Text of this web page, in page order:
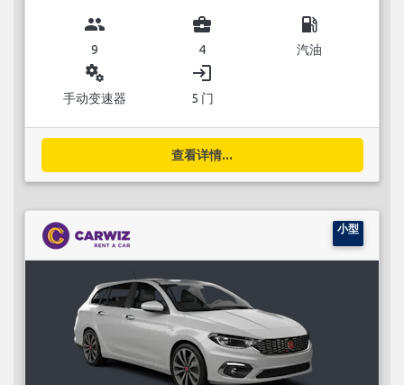
group
9
business_center
4
local_gas_station
汽油
miscellaneous_services
手动变速器
login
5 门
查看详情...
小型